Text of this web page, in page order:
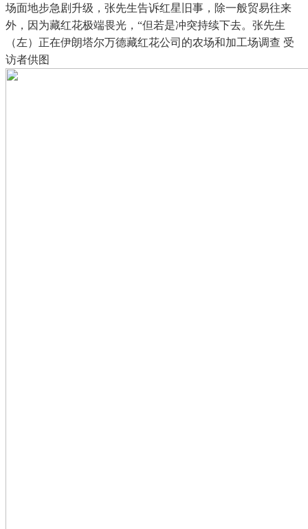
场面地步急剧升级，张先生告诉红星旧事，除一般贸易往来
外，因为藏红花极端畏光，“但若是冲突持续下去。张先生
（左）正在伊朗塔尔万德藏红花公司的农场和加工场调查 受
访者供图